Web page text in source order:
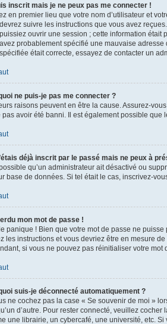
inscrit mais je ne peux pas me connecter !
en premier lieu que votre nom d’utilisateur et
suivre les instructions que vous avez
ouvrir une session ; cette information était
probablement spécifié une mauvaise
était correcte, essayez de contacter un
ne puis-je pas me connecter ?
raisons peuvent en être la cause. Assurez-
pas avoir été banni. Il est également possible que
déjà inscrit par le passé mais ne peux à
qu’un administrateur ait désactivé ou
base de données. Si tel était le cas, inscrivez-
mon mot de passe !
panique ! Bien que votre mot de passe ne
les instructions et vous devriez être en mesure
si vous ne pouvez pas réinitialiser votre mot
suis-je déconnecté automatiquement ?
ne cochez pas la case « Se souvenir de moi »
d’autre. Pour rester connecté, veuillez
une librairie, un cybercafé, une université, etc.